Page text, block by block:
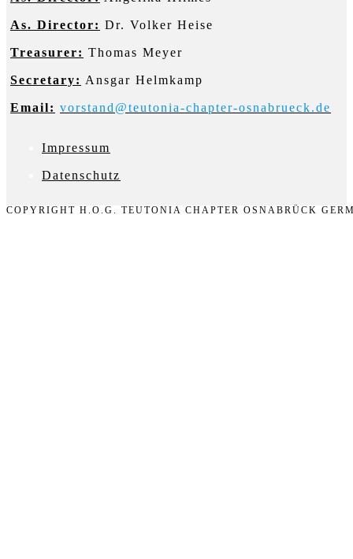
As. Director: Dr. Volker Heise
Treasurer: Thomas Meyer
Secretary: Ansgar Helmkamp
Email: vorstand@teutonia-chapter-osnabrueck.de
Impressum
Datenschutz
COPYRIGHT H.O.G. TEUTONIA CHAPTER OSNABRÜCK